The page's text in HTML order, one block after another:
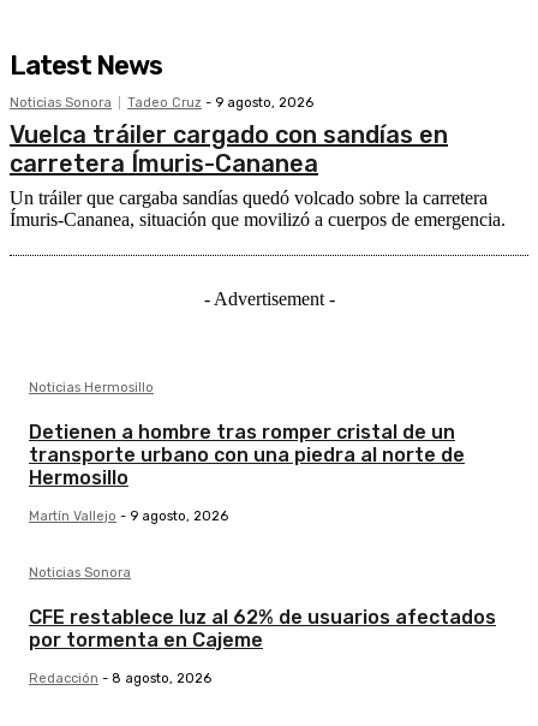
Latest News
Noticias Sonora Tadeo Cruz - 9 agosto, 2026
Vuelca tráiler cargado con sandías en
carretera Ímuris-Cananea
Un tráiler que cargaba sandías quedó volcado sobre la carretera
Ímuris-Cananea, situación que movilizó a cuerpos de emergencia.
- Advertisement -
Noticias Hermosillo
Detienen a hombre tras romper cristal de un
transporte urbano con una piedra al norte de
Hermosillo
Martín Vallejo - 9 agosto, 2026
Noticias Sonora
CFE restablece luz al 62% de usuarios afectados
por tormenta en Cajeme
Redacción - 8 agosto, 2026